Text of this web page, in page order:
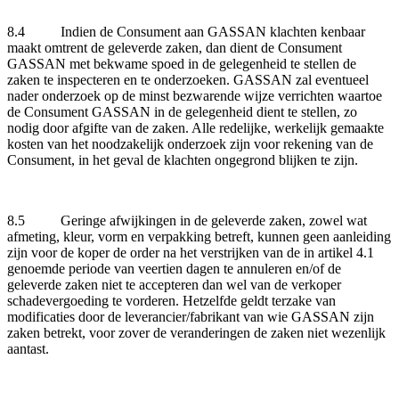
8.4 Indien de Consument aan GASSAN klachten kenbaar
maakt omtrent de geleverde zaken, dan dient de Consument
GASSAN met bekwame spoed in de gelegenheid te stellen de
zaken te inspecteren en te onderzoeken. GASSAN zal eventueel
nader onderzoek op de minst bezwarende wijze verrichten waartoe
de Consument GASSAN in de gelegenheid dient te stellen, zo
nodig door afgifte van de zaken. Alle redelijke, werkelijk gemaakte
kosten van het noodzakelijk onderzoek zijn voor rekening van de
Consument, in het geval de klachten ongegrond blijken te zijn.
8.5 Geringe afwijkingen in de geleverde zaken, zowel wat
afmeting, kleur, vorm en verpakking betreft, kunnen geen aanleiding
zijn voor de koper de order na het verstrijken van de in artikel 4.1
genoemde periode van veertien dagen te annuleren en/of de
geleverde zaken niet te accepteren dan wel van de verkoper
schadevergoeding te vorderen. Hetzelfde geldt terzake van
modificaties door de leverancier/fabrikant van wie GASSAN zijn
zaken betrekt, voor zover de veranderingen de zaken niet wezenlijk
aantast.